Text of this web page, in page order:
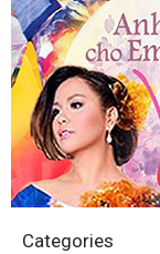
Categories